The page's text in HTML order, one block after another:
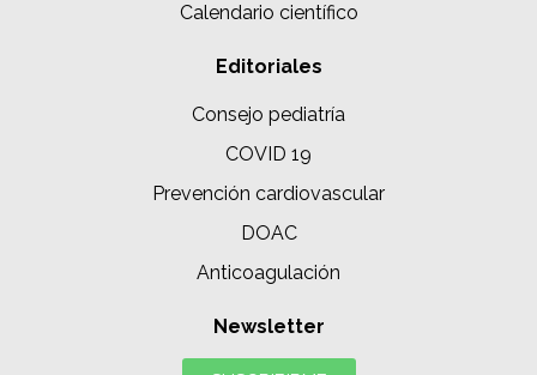
Calendario científico
Editoriales
Consejo pediatría
COVID 19
Prevención cardiovascular
DOAC
Anticoagulación
Newsletter